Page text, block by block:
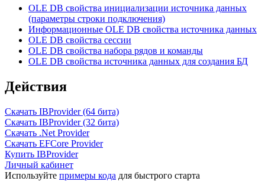
OLE DB свойства инициализации источника данных
(параметры строки подключения)
Информационные OLE DB свойства источника данных
OLE DB свойства сессии
OLE DB свойства набора рядов и команды
OLE DB свойства источника данных для создания БД
Действия
Скачать IBProvider (64 бита)
Скачать IBProvider (32 бита)
Скачать .Net Provider
Скачать EFCore Provider
Купить IBProvider
Личный кабинет
Используйте примеры кода для быстрого старта